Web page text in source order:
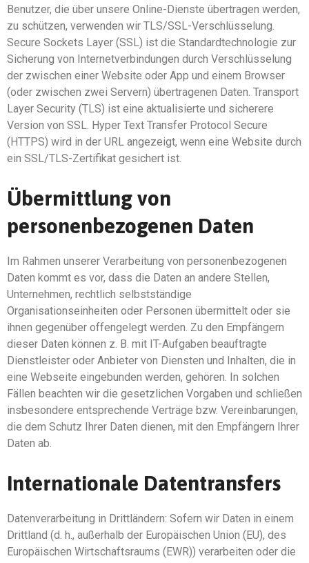
Benutzer, die über unsere Online-Dienste übertragen werden,
zu schützen, verwenden wir TLS/SSL-Verschlüsselung.
Secure Sockets Layer (SSL) ist die Standardtechnologie zur
Sicherung von Internetverbindungen durch Verschlüsselung
der zwischen einer Website oder App und einem Browser
(oder zwischen zwei Servern) übertragenen Daten. Transport
Layer Security (TLS) ist eine aktualisierte und sicherere
Version von SSL. Hyper Text Transfer Protocol Secure
(HTTPS) wird in der URL angezeigt, wenn eine Website durch
ein SSL/TLS-Zertifikat gesichert ist.
Übermittlung von
personenbezogenen Daten
Im Rahmen unserer Verarbeitung von personenbezogenen
Daten kommt es vor, dass die Daten an andere Stellen,
Unternehmen, rechtlich selbstständige
Organisationseinheiten oder Personen übermittelt oder sie
ihnen gegenüber offengelegt werden. Zu den Empfängern
dieser Daten können z. B. mit IT-Aufgaben beauftragte
Dienstleister oder Anbieter von Diensten und Inhalten, die in
eine Webseite eingebunden werden, gehören. In solchen
Fällen beachten wir die gesetzlichen Vorgaben und schließen
insbesondere entsprechende Verträge bzw. Vereinbarungen,
die dem Schutz Ihrer Daten dienen, mit den Empfängern Ihrer
Daten ab.
Internationale Datentransfers
Datenverarbeitung in Drittländern: Sofern wir Daten in einem
Drittland (d. h., außerhalb der Europäischen Union (EU), des
Europäischen Wirtschaftsraums (EWR)) verarbeiten oder die